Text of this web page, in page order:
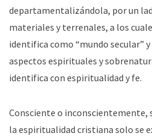
departamentalizándola, por un
materiales y terrenales, a los
identifica como “mundo secular”
aspectos espirituales y
identifica con espiritualidad y fe.
Consciente o inconscientemente,
la espiritualidad cristiana solo se